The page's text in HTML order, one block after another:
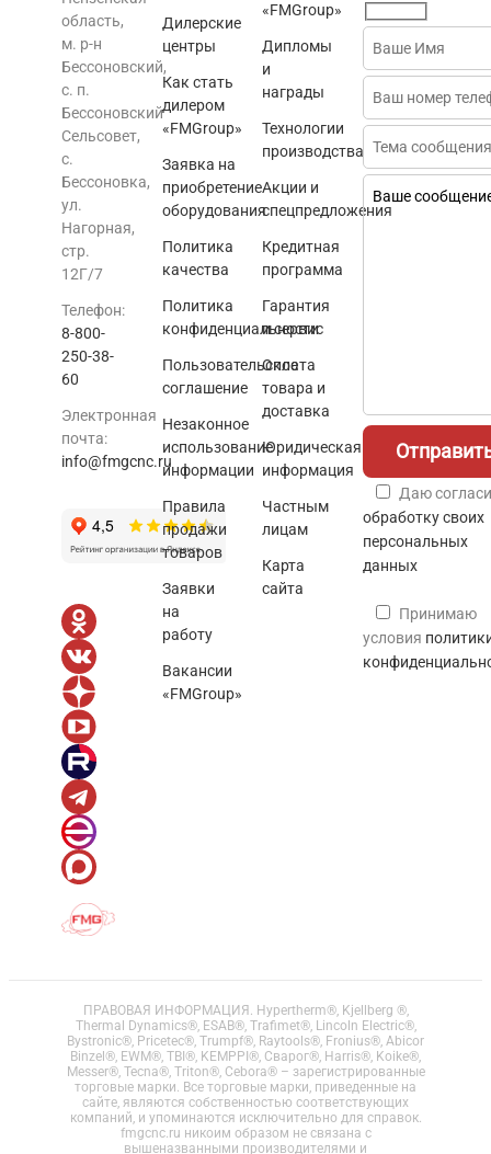
область,
м. р-н
Бессоновский,
с. п.
Бессоновский
Сельсовет,
с.
Бессоновка,
ул.
Нагорная,
стр.
12Г/7
Телефон:
8-800-
250-38-
60
Электронная
почта:
info@fmgcnc.ru
Дилерские
центры
Как стать
дилером
«FMGroup»
Заявка на
приобретение
оборудования
Политика
качества
Политика
конфиденциальности
Пользовательское
соглашение
Незаконное
использование
информации
Правила
продажи
товаров
Заявки
на
работу
Вакансии
«FMGroup»
«FMGroup»
Дипломы
и
награды
Технологии
производства
Акции и
спецпредложения
Кредитная
программа
Гарантия
и сервис
Оплата
товара и
доставка
Юридическая
информация
Частным
лицам
Карта
сайта
Даю
обработку своих
персональных
данных
Принимаю
условия
ПРАВОВАЯ ИНФОРМАЦИЯ. Hypertherm®, Kjellberg ®,
Thermal Dynamics®, ESAB®, Trafimet®, Lincoln Electric®,
Bystronic®, Pricetec®, Trumpf®, Raytools®, Fronius®, Abicor
Binzel®, EWM®, TBI®, KEMPPI®, Сварог®, Harris®, Koike®,
Messer®, Tecna®, Triton®, Cebora® – зарегистрированные
торговые марки. Все торговые марки, приведенные на
сайте, являются собственностью соответствующих
компаний, и упоминаются исключительно для справок.
fmgcnc.ru никоим образом не связана с
вышеназванными производителями и